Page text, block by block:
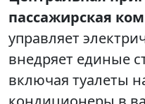
пассажирская
управляет
внедряет единые
включая туалеты